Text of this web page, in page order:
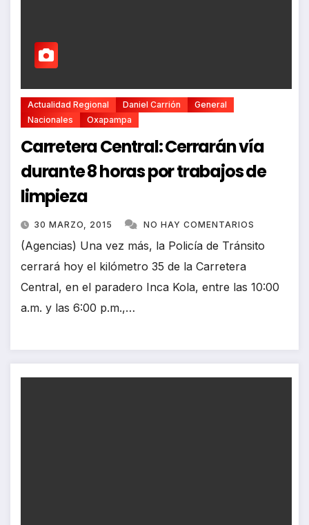
Actualidad Regional Daniel Carrión
General
Nacionales
Oxapampa
Carretera Central: Cerrarán vía
durante 8 horas por trabajos de
limpieza
30 MARZO, 2015 NO HAY COMENTARIOS
(Agencias) Una vez más, la Policía de Tránsito
cerrará hoy el kilómetro 35 de la Carretera
Central, en el paradero Inca Kola, entre las 10:00
a.m. y las 6:00 p.m.,…